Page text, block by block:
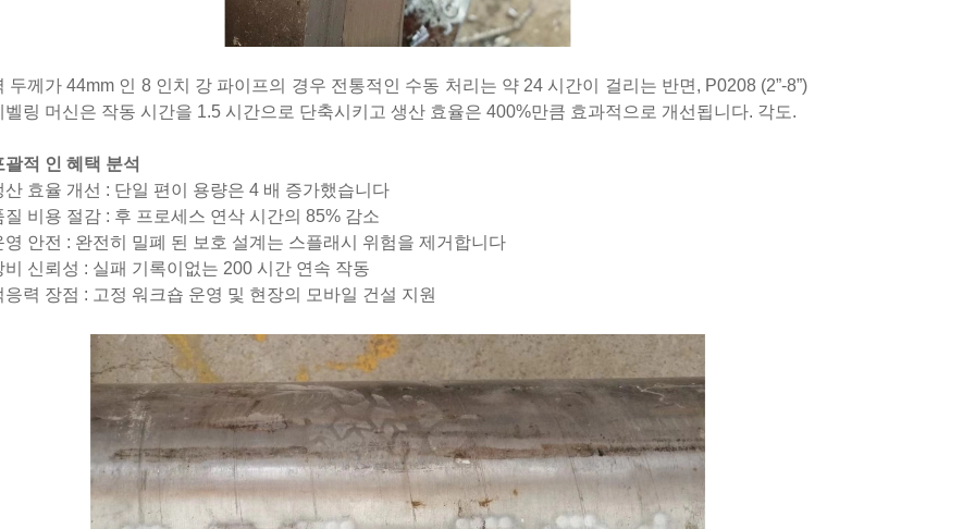
두께가 44mm 인 8 인치 강 파이프의 경우 전통적인 수동 처리는 약 24 시간이 걸리는 반면, P0208 (2”-8”)
벨링 머신은 작동 시간을 1.5 시간으로 단축시키고 생산 효율은 400%만큼 효과적으로 개선됩니다. 각도.
괄적 인 혜택 분석
산 효율 개선 : 단일 편이 용량은 4 배 증가했습니다
질 비용 절감 : 후 프로세스 연삭 시간의 85% 감소
영 안전 : 완전히 밀폐 된 보호 설계는 스플래시 위험을 제거합니다
비 신뢰성 : 실패 기록이없는 200 시간 연속 작동
응력 장점 : 고정 워크숍 운영 및 현장의 모바일 건설 지원